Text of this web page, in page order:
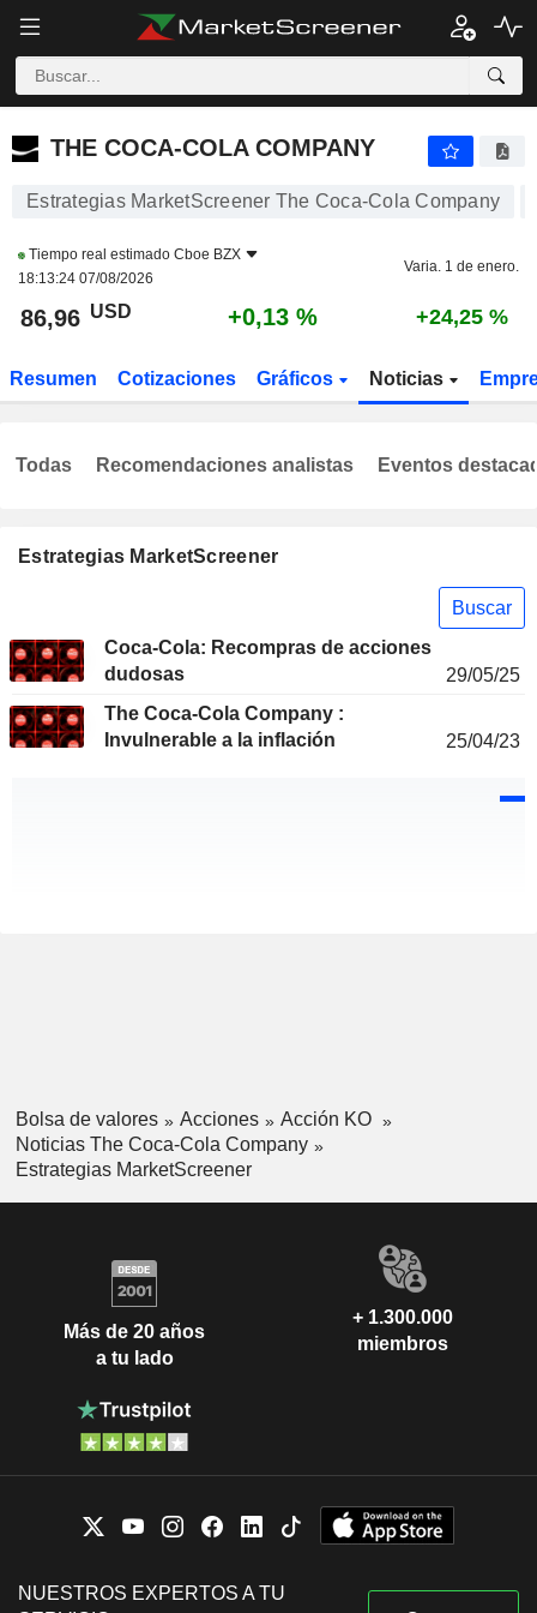
THE COCA-COLA COMPANY
THE COCA-COLA COMPANY
Estrategias MarketScreener The Coca-Cola Company
Tiempo real estimado Cboe BZX
18:13:24 07/08/2026
Varia. 1 de enero.
86,96 USD +0,13 % +24,25 %
Resumen Cotizaciones Gráficos Noticias
Estrategias MarketScreener
Buscar
Coca-Cola: Recompras de acciones
dudosas
29/05/25
The Coca-Cola Company :
Invulnerable a la inflación
25/04/23
Todas Recomendaciones analistas Eventos
Bolsa de valores Acciones
Acción KO
Noticias The Coca-Cola Company
Estrategias MarketScreener
Más de 20 años
a tu lado
+ 1.300.000
miembros
NUESTROS EXPERTOS A TU